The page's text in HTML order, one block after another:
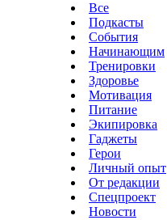
Все
Подкасты
События
Начинающим
Тренировки
Здоровье
Мотивация
Питание
Экипировка
Гаджеты
Герои
Личный опыт
От редакции
Спецпроект
Новости